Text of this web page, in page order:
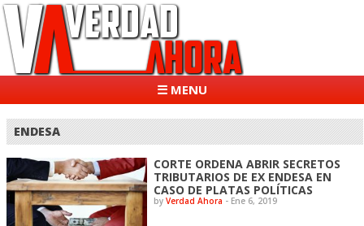
☰ MENU
ENDESA
CORTE ORDENA ABRIR SECRETOS
TRIBUTARIOS DE EX ENDESA EN
CASO DE PLATAS POLÍTICAS
byVerdad Ahora - Ene 6, 2019